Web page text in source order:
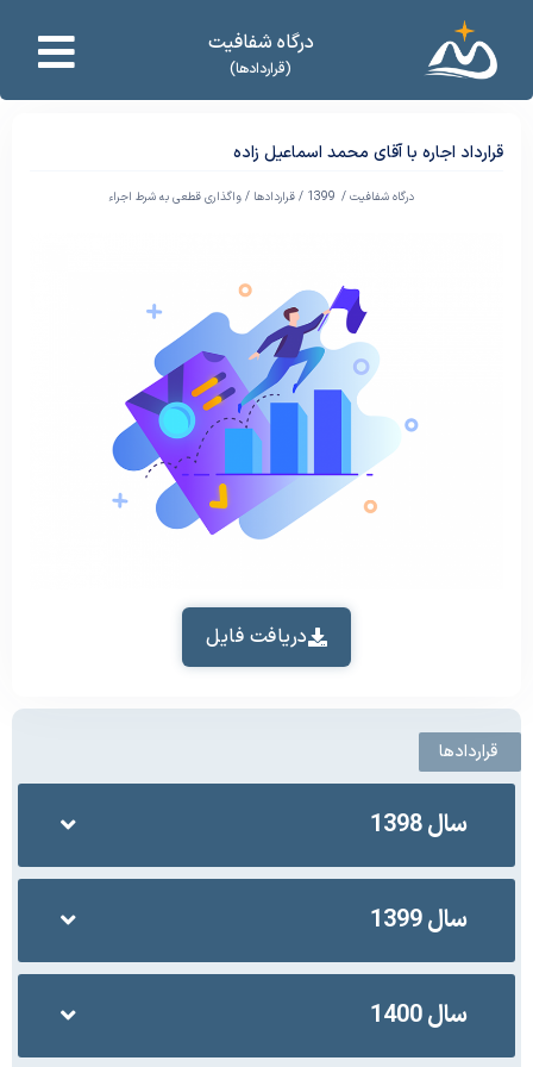
درگاه شفافیت
(قراردادها)
قراردادها
سال 1398
سال 1399
سال 1400
قرارداد اجاره با آقای محمد اسماعیل زاده
درگاه شفافیت / 1399
/قراردادها /واگذاری قطعی به شرط اجراء
دریافت فایل